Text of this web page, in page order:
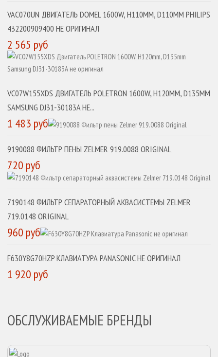
VAC070UN ДВИГАТЕЛЬ DOMEL 1600W, H110MM, D110MM PHILIPS
432200909400 НЕ ОРИГИНАЛ
2 565 руб
VC07W155XDS ДВИГАТЕЛЬ POLETRON 1600W, H120MM, D135MM
SAMSUNG DJ31-30183A НЕ...
1 483 руб
9190088 ФИЛЬТР ПЕНЫ ZELMER 919.0088 ORIGINAL
720 руб
7190148 ФИЛЬТР СЕПАРАТОРНЫЙ АКВАСИСТЕМЫ ZELMER
719.0148 ORIGINAL
960 руб
F630Y8G70HZP КЛАВИАТУРА PANASONIC НЕ ОРИГИНАЛ
1 920 руб
ОБСЛУЖИВАЕМЫЕ БРЕНДЫ